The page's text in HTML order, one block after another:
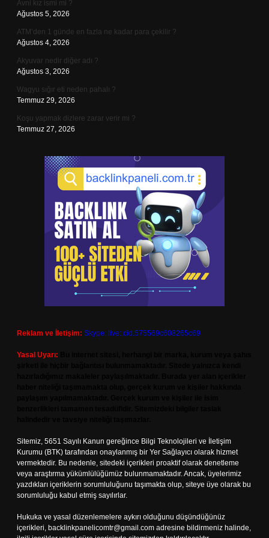
Avni kız ismi mi ?
Ağustos 5, 2026
ATM’den 1 günde en fazla ne kadar para çekilir ?
Ağustos 4, 2026
Akyuvar nedir diğer adı ?
Ağustos 3, 2026
Wagyu sığır eti neden pahalı ?
Temmuz 29, 2026
Koşu yapmak dizlere zarar verir mi ?
Temmuz 27, 2026
Reklam ve İletişim: Skype: live:.cid.575569c608265c69
Yasal Uyarı:
Sitemiz, 5651 Sayılı Kanun gereğince Bilgi Teknolojileri ve İletişim
Kurumu (BTK) tarafından onaylanmış bir Yer Sağlayıcı olarak hizmet
vermektedir. Bu nedenle, sitedeki içerikleri proaktif olarak denetleme
veya araştırma yükümlülüğümüz bulunmamaktadır. Ancak, üyelerimiz
yazdıkları içeriklerin sorumluluğunu taşımakta olup, siteye üye olarak bu
sorumluluğu kabul etmiş sayılırlar.
Hukuka ve yasal düzenlemelere aykırı olduğunu düşündüğünüz
içerikleri, backlinkpanelicomtr@gmail.com adresine bildirmeniz halinde,